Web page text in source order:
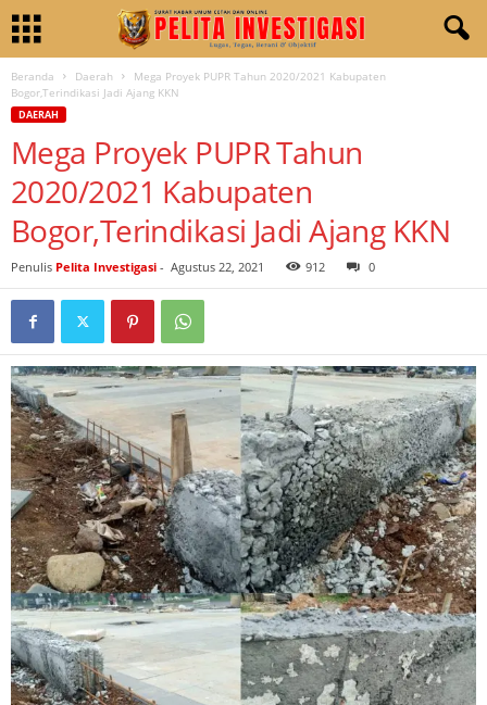
Beranda Daerah
Mega Proyek PUPR Tahun 2020/2021 Kabupaten
Bogor,Terindikasi Jadi Ajang KKN
DAERAH
Mega Proyek PUPR Tahun
2020/2021 Kabupaten
Bogor,Terindikasi Jadi Ajang KKN
Penulis Pelita Investigasi - Agustus 22, 2021 912 0